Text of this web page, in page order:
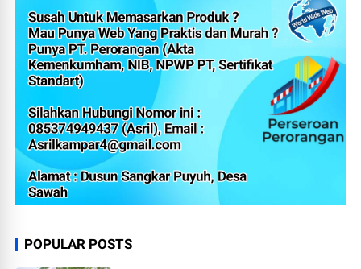
POPULAR POSTS